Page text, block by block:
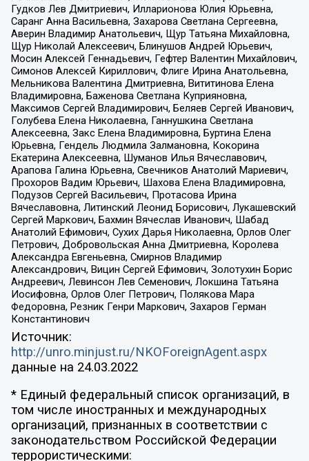
Гудков Лев Дмитриевич, Илларионова Юлия Юрьевна,
Саранг Анна Васильевна, Захарова Светлана Сергеевна,
Аверин Владимир Анатольевич, Щур Татьяна Михайловна,
Щур Николай Алексеевич, Блинушов Андрей Юрьевич,
Мосин Алексей Геннадьевич, Гефтер Валентин Михайлович,
Симонов Алексей Кириллович, Флиге Ирина Анатольевна,
Мельникова Валентина Дмитриевна, Вититинова Елена
Владимировна, Баженова Светлана Куприяновна,
Максимов Сергей Владимирович, Беляев Сергей Иванович,
Голубева Елена Николаевна, Ганнушкина Светлана
Алексеевна, Закс Елена Владимировна, Буртина Елена
Юрьевна, Гендель Людмила Залмановна, Кокорина
Екатерина Алексеевна, Шуманов Илья Вячеславович,
Арапова Галина Юрьевна, Свечников Анатолий Мариевич,
Прохоров Вадим Юрьевич, Шахова Елена Владимировна,
Подузов Сергей Васильевич, Протасова Ирина
Вячеславовна, Литинский Леонид Борисович, Лукашевский
Сергей Маркович, Бахмин Вячеслав Иванович, Шабад
Анатолий Ефимович, Сухих Дарья Николаевна, Орлов Олег
Петрович, Добровольская Анна Дмитриевна, Королева
Александра Евгеньевна, Смирнов Владимир
Александрович, Вицин Сергей Ефимович, Золотухин Борис
Андреевич, Левинсон Лев Семенович, Локшина Татьяна
Иосифовна, Орлов Олег Петрович, Полякова Мара
Федоровна, Резник Генри Маркович, Захаров Герман
Константинович
Источник:
http://unro.minjust.ru/NKOForeignAgent.aspx
данные на 24.03.2022
* Единый федеральный список организаций, в
том числе иностранных и международных
организаций, признанных в соответствии с
законодательством Российской Федерации
террористическими: